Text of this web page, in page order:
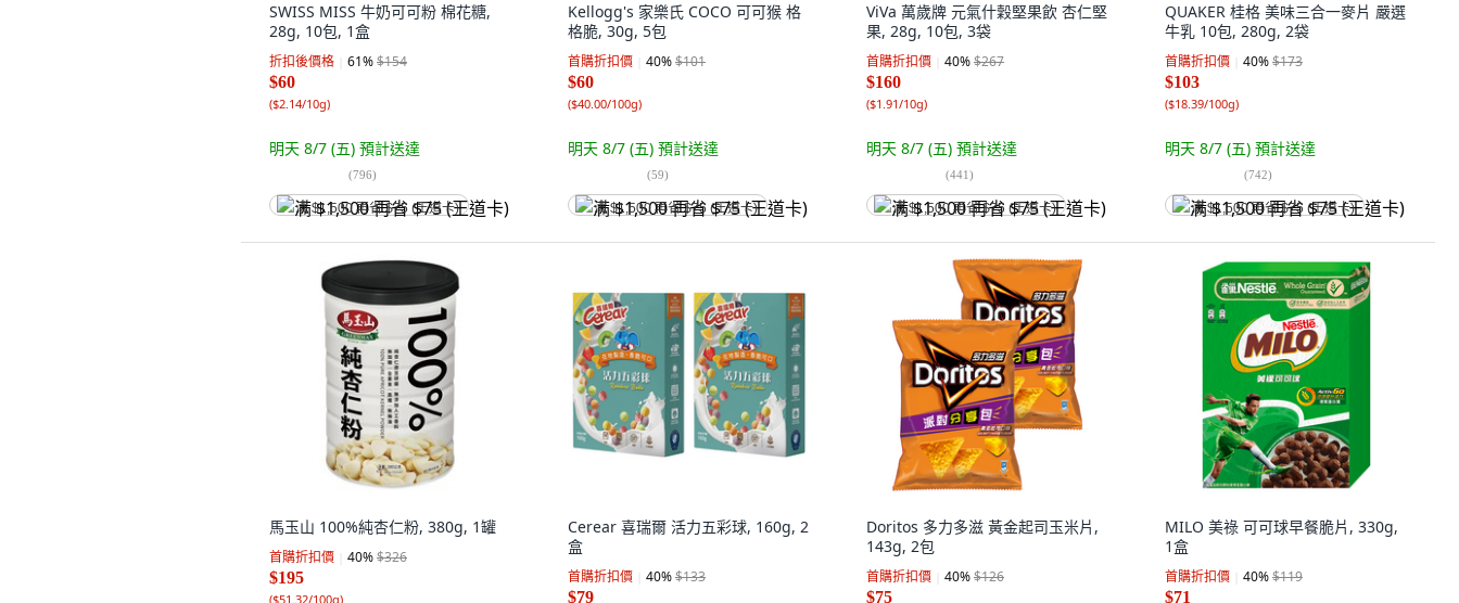
SWISS MISS 牛奶可可粉 棉花糖,
28g, 10包, 1盒
折扣後價格 61%$154
$60
($2.14/10g)
明天 8/7 (五) 預計送達
(796)
满 $1,500 再省 $75 (王道卡)
Kellogg's 家樂氏 COCO 可可猴 格
格脆, 30g, 5包
首購折扣價 40%$101
$60
($40.00/100g)
明天 8/7 (五) 預計送達
(59)
满 $1,500 再省 $75 (王道卡)
ViVa 萬歲牌 元氣什穀堅果飲 杏仁堅
果, 28g, 10包, 3袋
首購折扣價 40%$267
$160
($1.91/10g)
明天 8/7 (五) 預計送達
(441)
满 $1,500 再省 $75 (王道卡)
QUAKER 桂格 美味三合一麥片 嚴選
牛乳 10包, 280g, 2袋
首購折扣價 40%$173
$103
($18.39/100g)
明天 8/7 (五) 預計送達
(742)
满 $1,500 再省 $75 (王道卡)
馬玉山 100%純杏仁粉, 380g, 1罐
首購折扣價 40%$326
$195
($51.32/100g)
Cerear 喜瑞爾 活力五彩球, 160g, 2
盒
首購折扣價 40%$133
$79
Doritos 多力多滋 黃金起司玉米片,
143g, 2包
首購折扣價 40%$126
$75
MILO 美祿 可可球早餐脆片, 330g,
1盒
首購折扣價 40%$119
$71